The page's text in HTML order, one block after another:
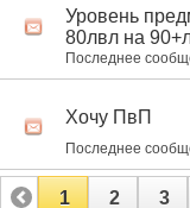
Уровень
80лвл на
Последнее
Хочу ПвП
Последнее
1 2 3